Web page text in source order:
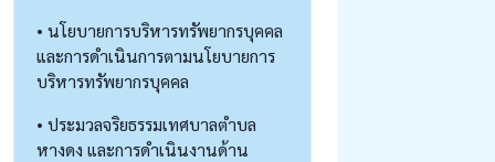
• นโยบายการบริหารทรัพยากรบุคคล
และการดำเนินการตามนโยบายการ
บริหารทรัพยากรบุคคล
• ประมวลจริยธรรมเทศบาลตำบล
หางดง และการดำเนินงานด้าน